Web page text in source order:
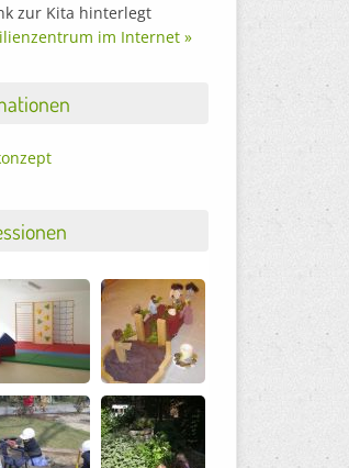
zur Kita hinterlegt
im Internet »